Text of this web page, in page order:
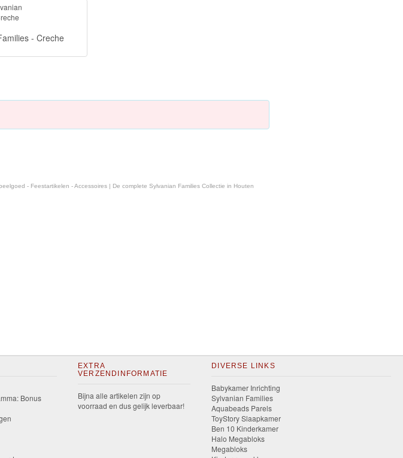
- Creche
- Feestartikelen - Accessoires | De complete Sylvanian Families Collectie in Houten
Bonus
EXTRA
VERZENDINFORMATIE
Bijna alle artikelen zijn op
voorraad en dus gelijk leverbaar!
DIVERSE LINKS
Babykamer Inrichting
Sylvanian Families
Aquabeads Parels
ToyStory Slaapkamer
Ben 10 Kinderkamer
Halo Megabloks
Megabloks